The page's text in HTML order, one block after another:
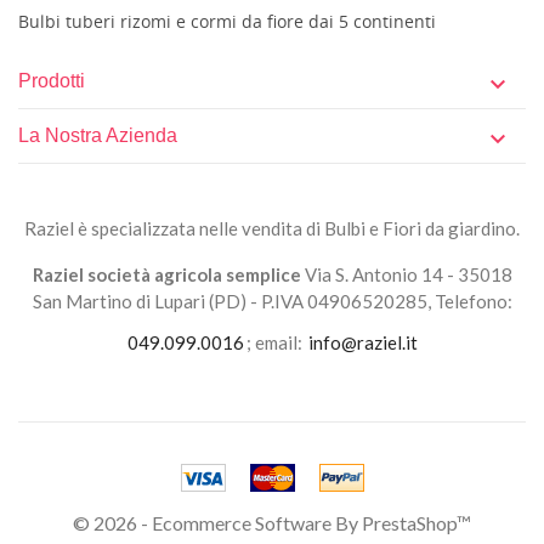
Bulbi tuberi rizomi e cormi da fiore dai 5 continenti
Prodotti 
La Nostra Azienda 
Raziel è specializzata nelle vendita di Bulbi e Fiori da giardino.
Raziel società agricola semplice Via S. Antonio 14 - 35018
San Martino di Lupari (PD) - P.IVA 04906520285, Telefono:
049.099.0016 ; email: info@raziel.it
© 2026 - Ecommerce Software By PrestaShop™